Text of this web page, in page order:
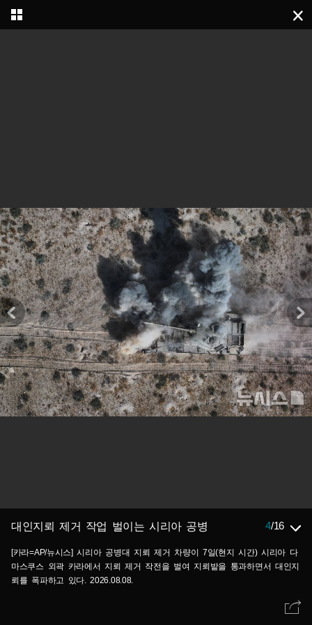
대인지뢰 제거 작업 벌이는 시리아 공병 4/16
[카라=AP/뉴시스] 시리아 공병대 지뢰 제거 차량이 7일(현지 시간) 시리아 다
마스쿠스 외곽 카라에서 지뢰 제거 작전을 벌여 지뢰밭을 통과하면서 대인지
뢰를 폭파하고 있다. 2026.08.08.